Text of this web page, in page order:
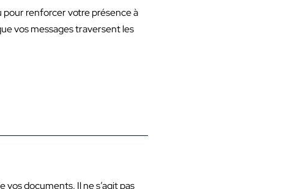
renforcer votre présence à
vos messages traversent les
documents. Il ne s’agit pas